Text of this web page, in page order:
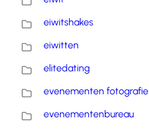
eiwitshakes
eiwitten
elitedating
evenementen fotografie
evenementenbureau